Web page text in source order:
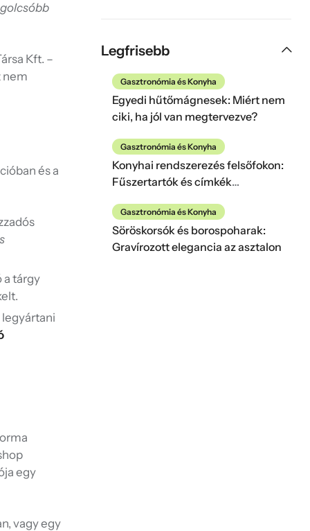
Kft. –
nem
és a
a tárgy
legyártani
egy
vagy egy
Legfrisebb
Gasztronómia és Konyha
Egyedi hűtőmágnesek: Miért nem
ciki, ha jól van megtervezve?
Gasztronómia és Konyha
Konyhai rendszerezés felsőfokon:
Fűszertartók és címkék
Gasztronómia és Konyha
Söröskorsók és borospoharak:
Gravírozott elegancia az asztalon